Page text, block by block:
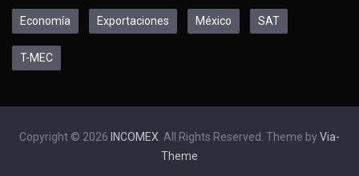
Economía Exportaciones México SAT
T-MEC
Copyright © 2026 INCOMEX . All Rights Reserved. Theme by Via-
Theme